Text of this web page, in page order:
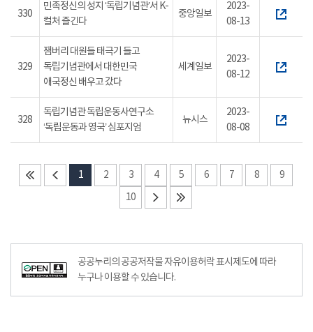
330
민족정신의 성지 ‘독립기념관’서 K-
컬처 즐긴다
중앙일보
2023-
08-13
329
잼버리 대원들 태극기 들고
독립기념관에서 대한민국
애국정신 배우고 갔다
세계일보
2023-
08-12
328
독립기념관 독립운동사연구소
‘독립운동과 영국’ 심포지엄
뉴시스
2023-
08-08
1 2 3 4 5 6 7 8
9
10
공공누리의 공공저작물 자유이용허락 표시제도에 따라
누구나 이용할 수 있습니다.